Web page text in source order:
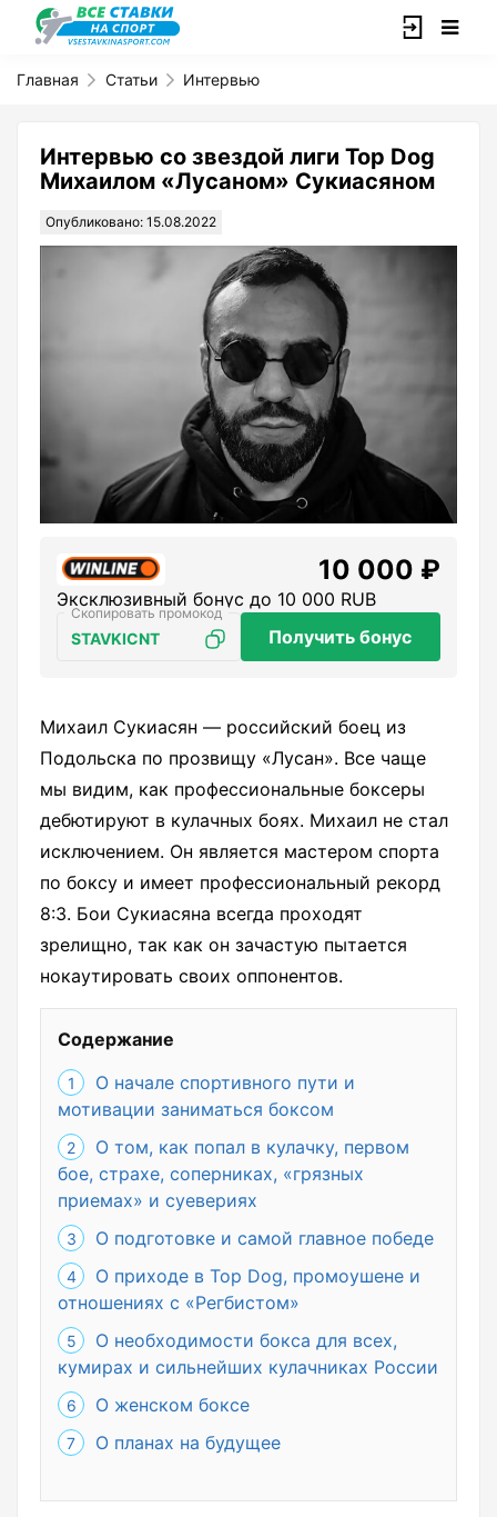
Главная Статьи Интервью
Интервью со звездой лиги Top Dog
Михаилом «Лусаном» Сукиасяном
Опубликовано: 15.08.2022
10 000 ₽
Эксклюзивный бонус до 10 000 RUB
STAVKICNT Получить бонус
Михаил Сукиасян — российский боец из
Подольска по прозвищу «Лусан». Все чаще
мы видим, как профессиональные боксеры
дебютируют в кулачных боях. Михаил не стал
исключением. Он является мастером спорта
по боксу и имеет профессиональный рекорд
8:3. Бои Сукиасяна всегда проходят
зрелищно, так как он зачастую пытается
нокаутировать своих оппонентов.
Содержание
О начале спортивного пути и
мотивации заниматься боксом
О том, как попал в кулачку, первом
бое, страхе, соперниках, «грязных
приемах» и суевериях
О подготовке и самой главное победе
О приходе в Top Dog, промоушене и
отношениях с «Регбистом»
О необходимости бокса для всех,
кумирах и сильнейших кулачниках России
О женском боксе
О планах на будущее